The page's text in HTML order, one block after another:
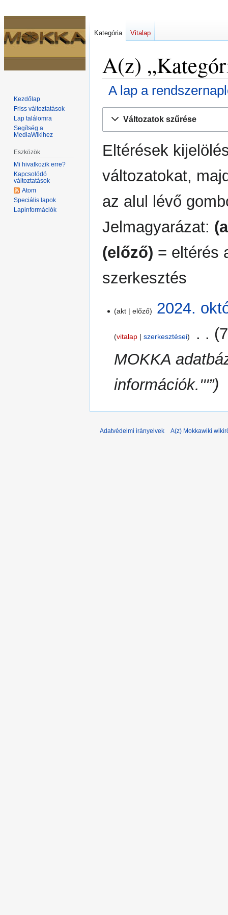
A(z)
A lap a
Változatok szűrése
Eltérések
változatokat,
az alul lévő
Jelmagyarázat:
(előző) = eltérés
szerkesztés
október
akt előző 2024.
vitalap szerkesztései
MOKKA
információk.'''”
Kategória Vitalap
Kezdőlap
Friss változtatások
Lap találomra
Segítség a
MediaWikihez
Eszközök
Mi hivatkozik erre?
Kapcsolódó
változtatások
Atom
Speciális lapok
Lapinformációk
Adatvédelmi irányelvek A(z) Mokkawiki